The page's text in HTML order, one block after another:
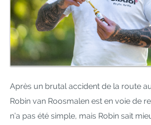
Après un brutal accident de la route
Robin van Roosmalen est en voie de
n’a pas été simple, mais Robin sait